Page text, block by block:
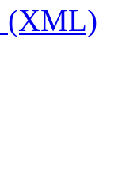
(XML)